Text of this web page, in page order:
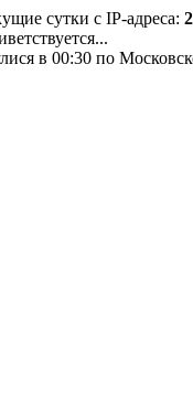
сутки с IP-адреса:
в 00:30 по